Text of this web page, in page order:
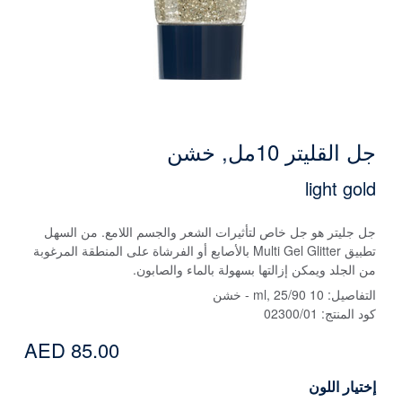
جل القليتر 10مل, خشن
light gold
جل جليتر هو جل خاص لتأثيرات الشعر والجسم اللامع. من السهل
تطبيق Multi Gel Glitter بالأصابع أو الفرشاة على المنطقة المرغوبة
من الجلد ويمكن إزالتها بسهولة بالماء والصابون.
التفاصيل: 10 ml, 25/90 - خشن
كود المنتج: 02300/01
AED 85.00
إختيار اللون